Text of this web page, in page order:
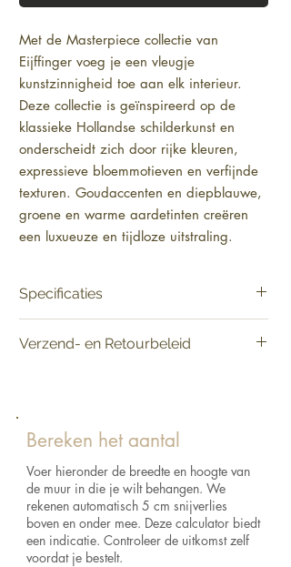
Met de Masterpiece collectie van
Eijffinger voeg je een vleugje
kunstzinnigheid toe aan elk interieur.
Deze collectie is geïnspireerd op de
klassieke Hollandse schilderkunst en
onderscheidt zich door rijke kleuren,
expressieve bloemmotieven en verfijnde
texturen. Goudaccenten en diepblauwe,
groene en warme aardetinten creëren
een luxueuze en tijdloze uitstraling.
met oog voor detail, waardoor het zowel
elegant als duurzaam is. Perfect voor
een stijlvolle woonkamer, een
Specificaties
Materiaal ondergrond:Vlies [Smartpaper]
Breedte: 93 cm
Afmetingen:
Decor van 2.80 m lang x 0.93
m breed = 2.60 m²
Verzend- en Retourbeleid
retourbeleid voor de retourvoorwaarden.
Bereken het aantal
Voer hieronder de breedte en hoogte van
de muur in die je wilt behangen. We
rekenen automatisch 5 cm snijverlies
boven en onder mee. Deze calculator biedt
een indicatie. Controleer de uitkomst zelf
voordat je bestelt.